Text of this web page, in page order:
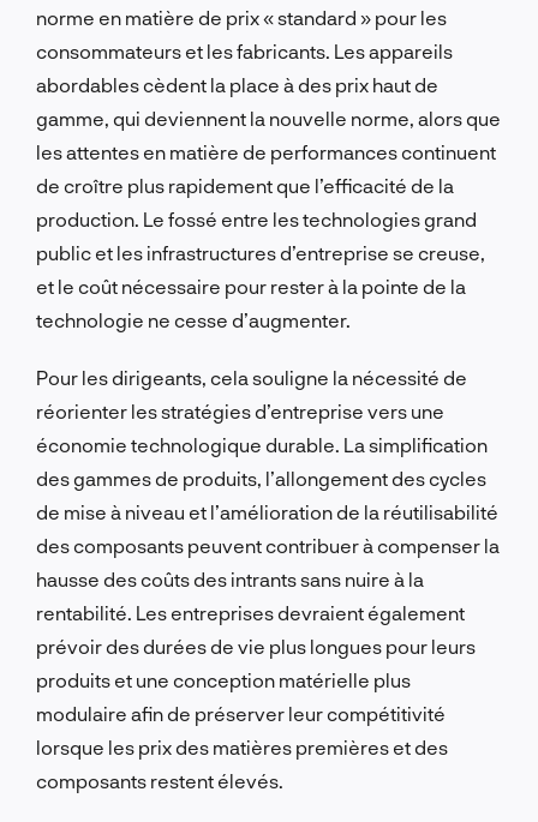
norme en matière de prix « standard » pour les
consommateurs et les fabricants. Les appareils
abordables cèdent la place à des prix haut de
gamme, qui deviennent la nouvelle norme, alors que
les attentes en matière de performances continuent
de croître plus rapidement que l’efficacité de la
production. Le fossé entre les technologies grand
public et les infrastructures d’entreprise se creuse,
et le coût nécessaire pour rester à la pointe de la
technologie ne cesse d’augmenter.
Pour les dirigeants, cela souligne la nécessité de
réorienter les stratégies d’entreprise vers une
économie technologique durable. La simplification
des gammes de produits, l’allongement des cycles
de mise à niveau et l’amélioration de la réutilisabilité
des composants peuvent contribuer à compenser la
hausse des coûts des intrants sans nuire à la
rentabilité. Les entreprises devraient également
prévoir des durées de vie plus longues pour leurs
produits et une conception matérielle plus
modulaire afin de préserver leur compétitivité
lorsque les prix des matières premières et des
composants restent élevés.